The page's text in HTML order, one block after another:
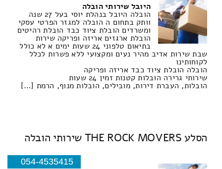
היובל שירותי הובלה
הובלה היובל בנהלת יוסי בעל 27 שנה
וותק בתחום ה הובלה למגזר הפרטי עסקי
ומשרדים הובלת ציוד כבד הובלת רהיטים
הובלת ארגזים אריזה ופריקה שירות
בתיאום טלפוני 24 שעות ימים א לא כולל
שבת שירות אדיב מהיר נעים ומקצועי ללא פשרות לכלל
לקוחותינו
הובלה הובלת ציוד כבד אריזה ופריקה
שירותי גרירה הובלות קטנות זמין 24 שעות
הובלות, העברת דירות, מובילים, הובלות מנוף, הרמת […]
הסלע THE ROCK MOVERS שירותי הובלה
054-4535415